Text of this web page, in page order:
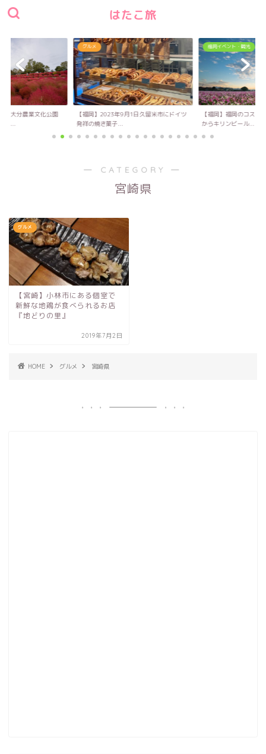
はたこ旅
！大分農業文化公園
キ...
グルメ
【福岡】2023年9月1日久留米市にドイツ
発祥の焼き菓子...
福岡イベント・観光
【福岡】福岡のコスモ
からキリンビール...
― CATEGORY ―
宮崎県
グルメ
【宮崎】小林市にある個室で
新鮮な地鶏が食べられるお店
『地どりの里』
2019年7月2日
HOME グルメ 宮崎県